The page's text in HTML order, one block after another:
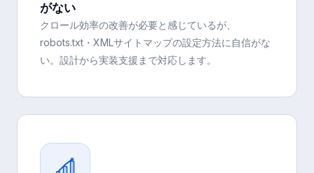
がない
クロール効率の改善が必要と感じているが、
robots.txt・XMLサイトマップの設定方法に自信がな
い。設計から実装支援まで対応します。